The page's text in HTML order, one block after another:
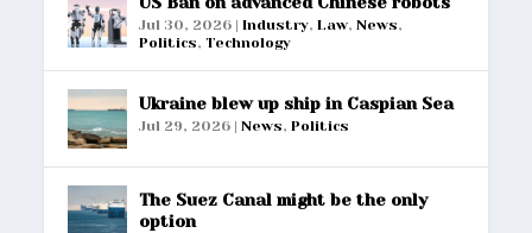
Jul 30, 2026 |Industry,Law,News,
Politics,Technology
Ukraine blew up ship in Caspian Sea
Jul 29, 2026 |News,Politics
The Suez Canal might be the only
option